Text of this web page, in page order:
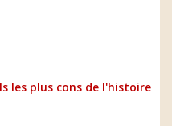
les plus cons de l'histoire